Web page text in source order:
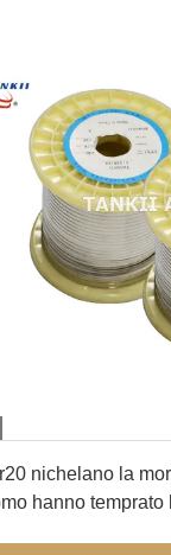
nichelano la
hanno